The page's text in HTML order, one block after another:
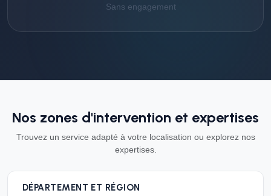
Sans engagement
Nos zones d'intervention et expertises
Trouvez un service adapté à votre localisation ou explorez nos
expertises.
DÉPARTEMENT ET RÉGION